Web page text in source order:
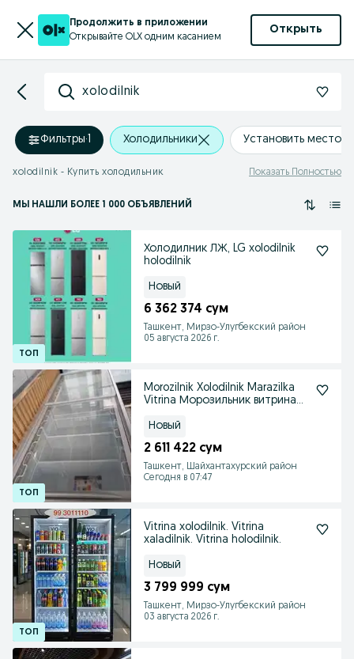
Продолжить в приложении
Открывайте OLX одним касанием
Открыть
xolodilnik
Фильтры·1 Холодильники Установить
xolodilnik - Купить холодильник Показать Полностью
МЫ НАШЛИ БОЛЕЕ 1 000 ОБЪЯВЛЕНИЙ
Холодилник ЛЖ, LG xolodilnik
holodilnik
Новый
6 362 374 сум
Ташкент, Мирзо-Улугбекский район
05 августа 2026 г.
Morozilnik Xolodilnik Marazilka
Vitrina Морозильник витрина
Новый
2 611 422 сум
Ташкент, Шайхантахурский район
Сегодня в 07:47
Vitrina xolodilnik. Vitrina
xaladilnik. Vitrina holodilnik.
Новый
3 799 999 сум
Ташкент, Мирзо-Улугбекский район
03 августа 2026 г.